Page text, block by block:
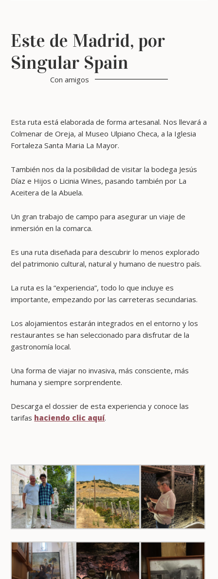
Este de Madrid, por
Singular Spain
Con amigos
Esta ruta está elaborada de forma artesanal. Nos llevará a
Colmenar de Oreja, al Museo Ulpiano Checa, a la Iglesia
Fortaleza Santa Maria La Mayor.
También nos da la posibilidad de visitar la bodega Jesús
Díaz e Hijos o Licinia Wines, pasando también por La
Aceitera de la Abuela.
Un gran trabajo de campo para asegurar un viaje de
inmersión en la comarca.
Es una ruta diseñada para descubrir lo menos explorado
del patrimonio cultural, natural y humano de nuestro país.
La ruta es la “experiencia”, todo lo que incluye es
importante, empezando por las carreteras secundarias.
Los alojamientos estarán integrados en el entorno y los
restaurantes se han seleccionado para disfrutar de la
gastronomía local.
Una forma de viajar no invasiva, más consciente, más
humana y siempre sorprendente.
Descarga el dossier de esta experiencia y conoce las
tarifas haciendo clic aquí.